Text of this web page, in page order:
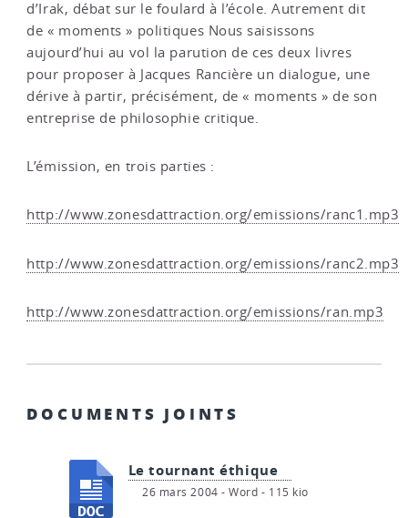
d’Irak, débat sur le foulard à l’école. Autrement dit
de « moments » politiques Nous saisissons
aujourd’hui au vol la parution de ces deux livres
pour proposer à Jacques Rancière un dialogue, une
dérive à partir, précisément, de « moments » de son
entreprise de philosophie critique.
L’émission, en trois parties :
http://www.zonesdattraction.org/emissions/ranc1.mp3
http://www.zonesdattraction.org/emissions/ranc2.mp3
http://www.zonesdattraction.org/emissions/ran.mp3
DOCUMENTS JOINTS
Le tournant éthique
26 mars 2004 -Word - 115 kio